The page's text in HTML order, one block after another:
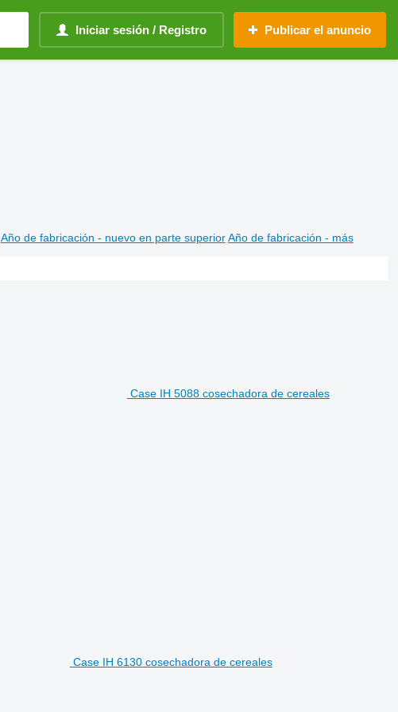
Iniciar sesión / Registro Publicar el anuncio
Año de fabricación - nuevo en parte superior Año de fabricación - más
Case IH 5088 cosechadora de cereales
Case IH 6130 cosechadora de cereales